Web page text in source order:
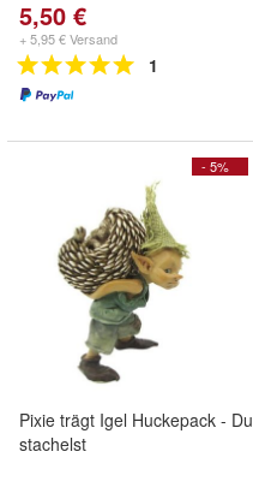
5,50 €
+ 5,95 € Versand
1
- 5%
Pixie trägt Igel Huckepack - Du
stachelst